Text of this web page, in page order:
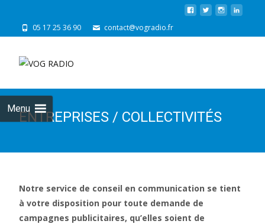
05 17 25 36 90 contact@vogradio.fr
Menu
ENTREPRISES / COLLECTIVITÉS
Notre service de conseil en communication se tient
à votre disposition pour toute demande de
campagnes publicitaires, qu’elles soient de